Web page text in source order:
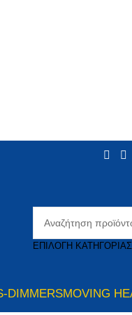
ΕΠΙΛΟΓΉ ΚΑΤΗΓΟΡΊΑΣ
DIMMERSMOVING